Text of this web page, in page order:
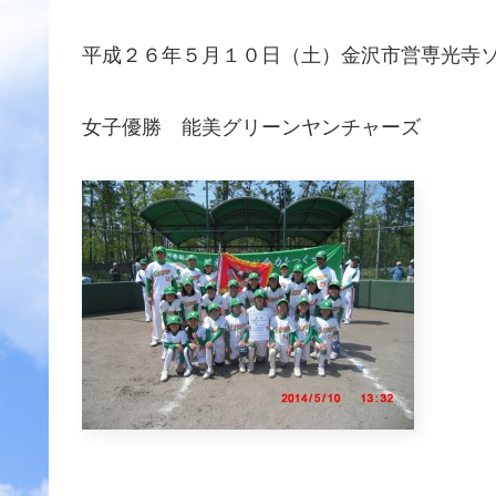
平成２６年５月１０日（土）金沢市営専光寺
女子優勝 能美グリーンヤンチャーズ